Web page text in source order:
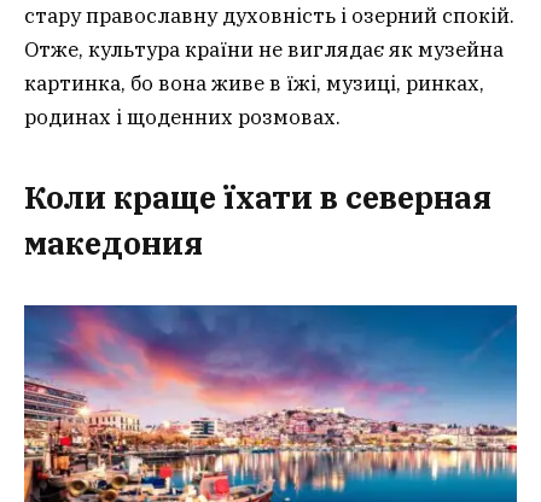
стару православну духовність і озерний спокій.
Отже, культура країни не виглядає як музейна
картинка, бо вона живе в їжі, музиці, ринках,
родинах і щоденних розмовах.
Коли краще їхати в северная
македония